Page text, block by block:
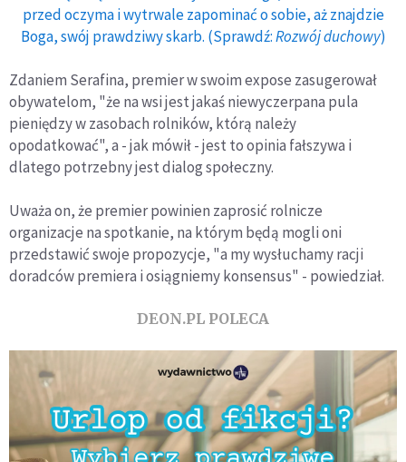
przed oczyma i wytrwale zapominać o sobie, aż znajdzie
Boga, swój prawdziwy skarb. (Sprawdź:Rozwój duchowy)
Zdaniem Serafina, premier w swoim expose zasugerował
obywatelom, "że na wsi jest jakaś niewyczerpana pula
pieniędzy w zasobach rolników, którą należy
opodatkować", a - jak mówił - jest to opinia fałszywa i
dlatego potrzebny jest dialog społeczny.
Uważa on, że premier powinien zaprosić rolnicze
organizacje na spotkanie, na którym będą mogli oni
przedstawić swoje propozycje, "a my wysłuchamy racji
doradców premiera i osiągniemy konsensus" - powiedział.
DEON.PL POLECA